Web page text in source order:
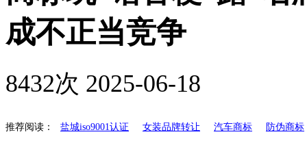
成不正当竞争
8432次 2025-06-18
推荐阅读： 盐城iso9001认证 女装品牌转让 汽车商标 防伪商标